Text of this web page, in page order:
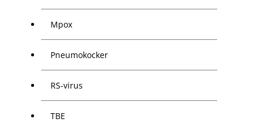
Mpox
Pneumokocker
RS-virus
TBE